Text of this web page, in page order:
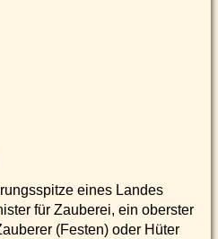
eines Landes
für Zauberei, ein oberster
(Festen) oder Hüter